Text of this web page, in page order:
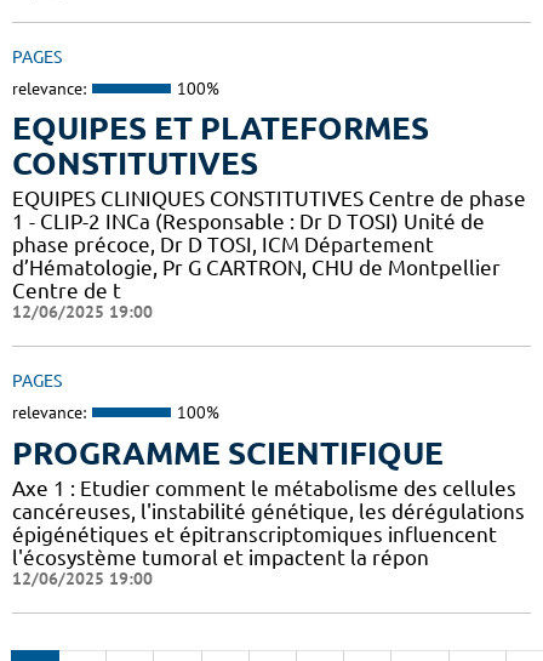
PAGES
relevance: 100%
EQUIPES ET PLATEFORMES
CONSTITUTIVES
EQUIPES CLINIQUES CONSTITUTIVES Centre de phase
1 - CLIP-2 INCa (Responsable : Dr D TOSI) Unité de
phase précoce, Dr D TOSI, ICM Département
d’Hématologie, Pr G CARTRON, CHU de Montpellier
Centre de t
12/06/2025 19:00
PAGES
relevance: 100%
PROGRAMME SCIENTIFIQUE
Axe 1 : Etudier comment le métabolisme des cellules
cancéreuses, l'instabilité génétique, les dérégulations
épigénétiques et épitranscriptomiques influencent
l'écosystème tumoral et impactent la répon
12/06/2025 19:00